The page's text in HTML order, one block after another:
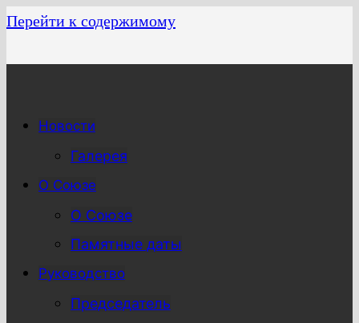
Перейти к содержимому
Новости
Галерея
О Союзе
О Союзе
Памятные даты
Руководство
Председатель